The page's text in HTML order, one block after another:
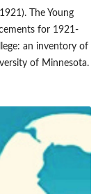
The Young
for 1921-
an inventory of
of Minnesota.